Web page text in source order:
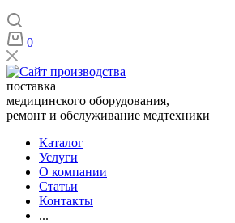
0
поставка
медицинского оборудования,
ремонт и обслуживание медтехники
Каталог
Услуги
О компании
Статьи
Контакты
...